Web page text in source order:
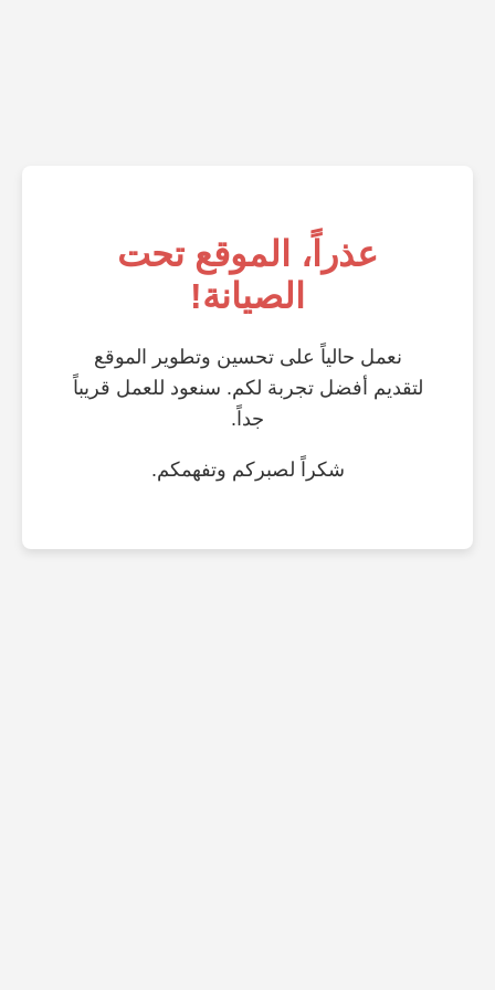
عذراً، الموقع تحت
الصيانة!
نعمل حالياً على تحسين وتطوير الموقع
لتقديم أفضل تجربة لكم. سنعود للعمل قريباً
جداً.
شكراً لصبركم وتفهمكم.